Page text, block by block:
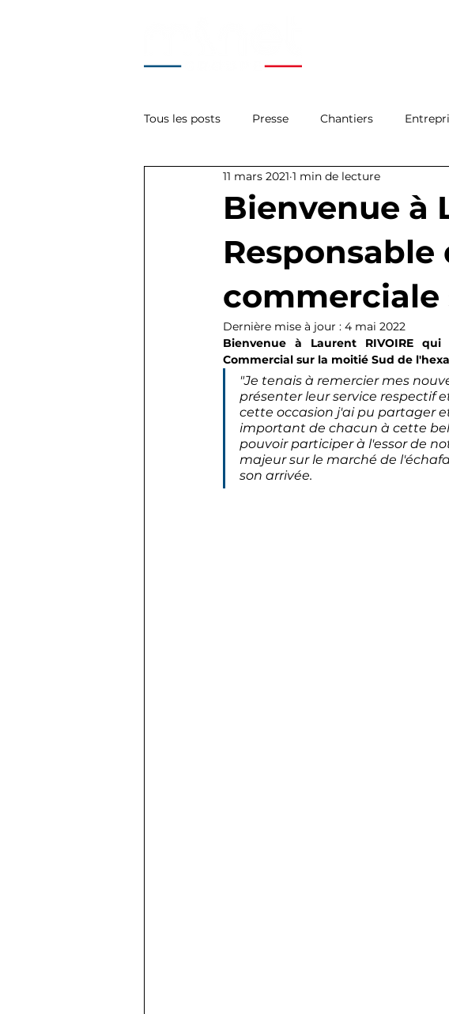
Tous les posts Presse Chantiers
La Minute Tech' Acces Protection
Bienvenue à
commerciale
11 mars 2021 1 min de lecture
Dernière mise à jour : 4 mai 2022
Bienvenue à Laurent RIVOIRE
Commercial sur la moitié Sud de
"Je tenais à remercier mes
présenter leur service respectif
cette occasion j'ai pu partager
important de chacun à cette
pouvoir participer à l'essor de
majeur sur le marché de
son arrivée.